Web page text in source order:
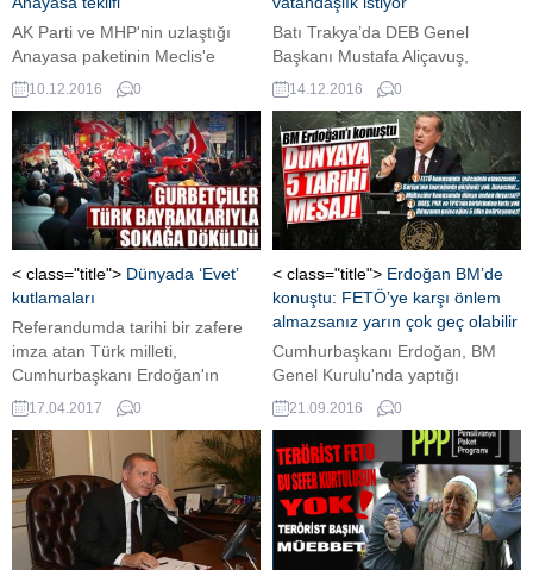
AK Parti ve MHP'nin uzlaştığı
Anayasa paketinin Meclis'e
sunulması bekleniyor. Peki Yeni
Anayasa neleri kapsıyor.
10.12.2016 0
Batı Trakya’da DEB Genel
Başkanı Mustafa Aliçavuş,
arzularının Batı Trakya
Türklerinin Lozan
Antlaşması’ndan kaynaklanan
haklara sahip olarak eşit birer
vatandaş gibi Yunanistan'da
yaşamak olduğun işaret ederek,
"Baskılar bizi yasal hak arama
mücadelemizden vazgeçiremez"
dedi.
14.12.2016 0
< class="title"> Dünyada ‘Evet’
kutlamaları
Referandumda tarihi bir zafere
imza atan Türk milleti,
Cumhurbaşkanı Erdoğan'ın
öncüsü olduğu
Cumhurbaşkanlığı Hükümet
Sistemi'ne 'evet' dedi.
17.04.2017 0
< class="title"> Erdoğan BM’de
konuştu: FETÖ’ye karşı önlem
almazsanız yarın çok geç olabilir
Cumhurbaşkanı Erdoğan, BM
Genel Kurulu'nda yaptığı
konuşmada, dünyaya çok önemli
5 mesaj verdi. Erdoğan'ın verdiği
mesajlar şöyle oldu: FETÖ
konusunda mücadele, Suriye’nin
toprağında gözümüz yok,
Mülteciler konusunda dünya
neden duyarsız? DAEŞ, PKK ve
YPG’nin birbirinden farkı yok,
21.09.2016 0